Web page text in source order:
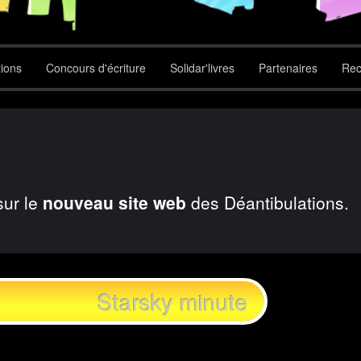
Concours d'écriture Solidar'livres Partenaires
le nouveau site web des Déantibulations.
Starsky minute